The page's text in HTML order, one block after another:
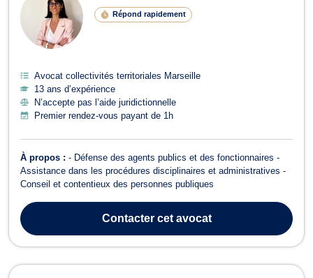
Répond rapidement
Avocat collectivités territoriales Marseille
13 ans d’expérience
N’accepte pas l’aide juridictionnelle
Premier rendez-vous payant de 1h
À propos : - Défense des agents publics et des fonctionnaires -
Assistance dans les procédures disciplinaires et administratives -
Conseil et contentieux des personnes publiques
Contactercet avocat